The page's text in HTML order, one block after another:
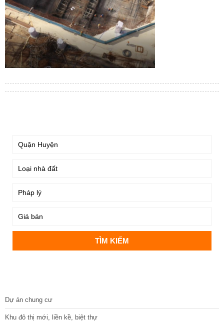
Dự án chung cư
Khu đô thị mới, liền kề, biệt thự